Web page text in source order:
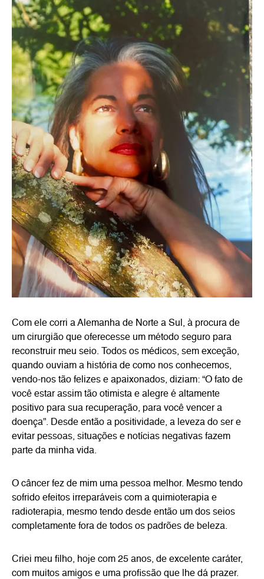
Com ele corri a Alemanha de Norte a Sul, à procura de
um cirurgião que oferecesse um método seguro para
reconstruir meu seio. Todos os médicos, sem exceção,
quando ouviam a história de como nos conhecemos,
vendo-nos tão felizes e apaixonados, diziam: “O fato de
você estar assim tão otimista e alegre é altamente
positivo para sua recuperação, para você vencer a
doença”. Desde então a positividade, a leveza do ser e
evitar pessoas, situações e notícias negativas fazem
parte da minha vida.
O câncer fez de mim uma pessoa melhor. Mesmo tendo
sofrido efeitos irreparáveis com a quimioterapia e
radioterapia, mesmo tendo desde então um dos seios
completamente fora de todos os padrões de beleza.
Criei meu filho, hoje com 25 anos, de excelente caráter,
com muitos amigos e uma profissão que lhe dá prazer.